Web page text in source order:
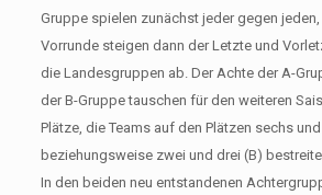
Gruppe spielen zunächst jeder gegen jeden,
Vorrunde steigen dann der Letzte und
die Landesgruppen ab. Der Achte der A-
der B-Gruppe tauschen für den weiteren
Plätze, die Teams auf den Plätzen sechs
beziehungsweise zwei und drei (B)
In den beiden neu entstandenen